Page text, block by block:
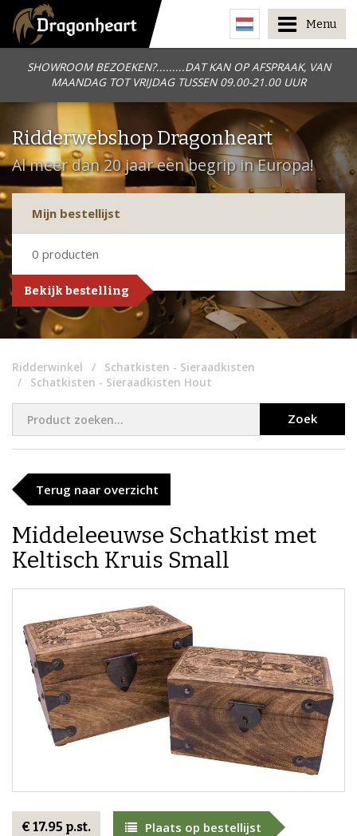
SHOWROOM BEZOEKEN?.........DAT KAN OP AFSPRAAK, VAN
MAANDAG TOT VRIJDAG TUSSEN 09.00-21.00 UUR
Menu
Ridderwebshop Dragonheart
Al meer dan 20 jaar een begrip in Europa!
Mijn bestellijst
0 producten
Bekijk bestelling
Ridderwinkel
Schatkisten - Sieraadkisten
Schatkisten - Sieraadkisten Hout
Zoek
Terug naar overzicht
Middeleeuwse Schatkist met
Keltisch Kruis Small
€ 17.95 p.st. Plaats op bestellijst